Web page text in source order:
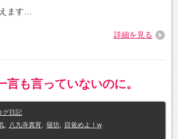
えます…
詳細を見る
言も言っていないのに。
グ日記
八九寺真宵 寝坊
目覚めよ！w